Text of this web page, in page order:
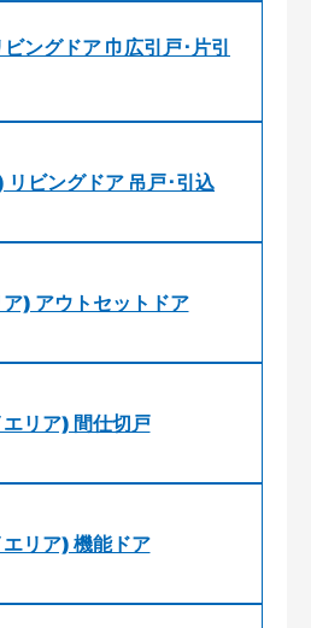
ングドア 巾広引戸･片引
ビングドア 吊戸･引込
) アウトセットドア
リア) 間仕切戸
リア) 機能ドア